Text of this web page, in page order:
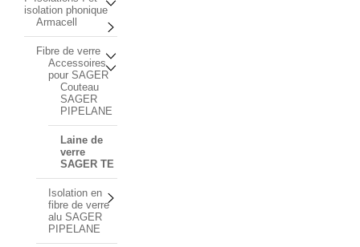
isolation phonique
Armacell
Fibre de verre
Accessoires
pour SAGER
Couteau
SAGER
PIPELANE
Laine de
verre
SAGER TE
Isolation en
fibre de verre
alu SAGER
PIPELANE